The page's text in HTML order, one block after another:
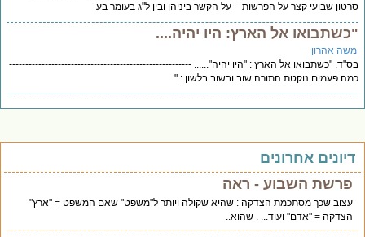
שבועי קצר על הפרשות – על הקשר ביניהן ובין ל"ג בעומר בע
אל הארץ: היו יהיה....
אהרון
"כשתבואו אל הארץ : "היו יהיה"...... --------------------------------------------------------
פעמים נוקטת התורה שוב ובשוב בלשון : "
אחרונים
פרשת השבוע - ראה
עצוב שכך מסתכמת הצדקה : שהיא שקולה ויותר ל"משפט" שאם המשפט = "ארץ"
הצדקה = "אדם" ועוד... . שהוא..